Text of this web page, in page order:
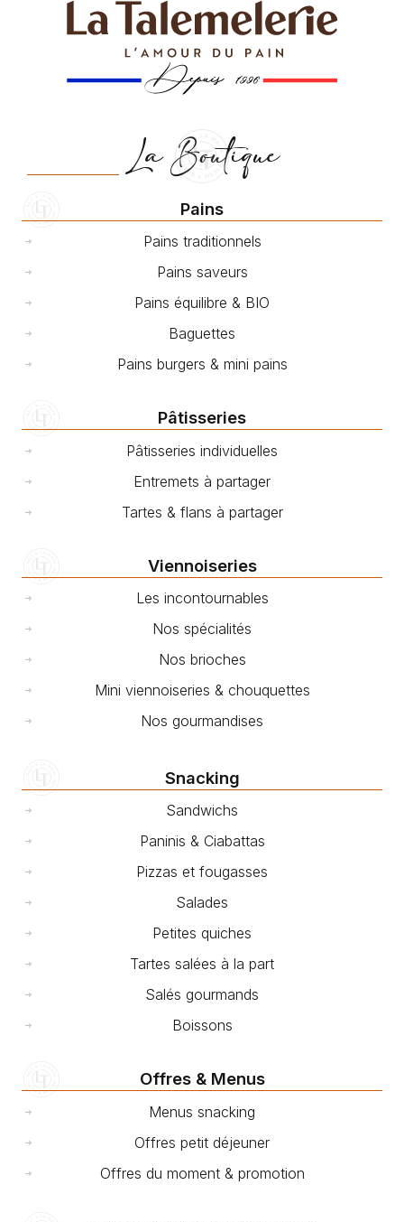
La Boutique
Pains
Pains traditionnels
Pains saveurs
Pains équilibre & BIO
Baguettes
Pains burgers & mini pains
Pâtisseries
Pâtisseries individuelles
Entremets à partager
Tartes & flans à partager
Viennoiseries
Les incontournables
Nos spécialités
Nos brioches
Mini viennoiseries & chouquettes
Nos gourmandises
Snacking
Sandwichs
Paninis & Ciabattas
Pizzas et fougasses
Salades
Petites quiches
Tartes salées à la part
Salés gourmands
Boissons
Offres & Menus
Menus snacking
Offres petit déjeuner
Offres du moment & promotion